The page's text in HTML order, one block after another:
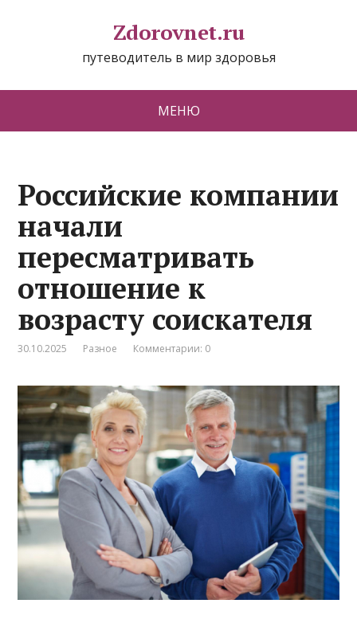
Zdorovnet.ru
путеводитель в мир здоровья
МЕНЮ
Российские компании
начали
пересматривать
отношение к
возрасту соискателя
30.10.2025 Разное Комментарии: 0